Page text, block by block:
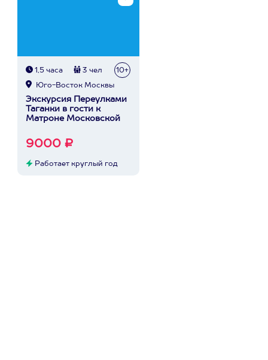
1,5 часа 3 чел 10+
Юго-Восток Москвы
Экскурсия Переулками
Таганки в гости к
Матроне Московской
9000 ₽
Работает круглый год